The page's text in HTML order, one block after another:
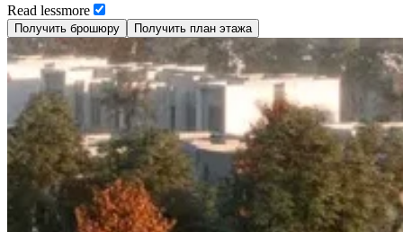
Read lessmore
Получить брошюру Получить план этажа